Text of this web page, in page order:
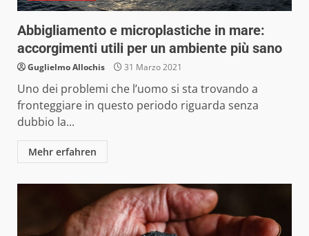
Abbigliamento e microplastiche in mare:
accorgimenti utili per un ambiente più sano
Guglielmo Allochis 31 Marzo 2021
Uno dei problemi che l’uomo si sta trovando a
fronteggiare in questo periodo riguarda senza
dubbio la...
Mehr erfahren